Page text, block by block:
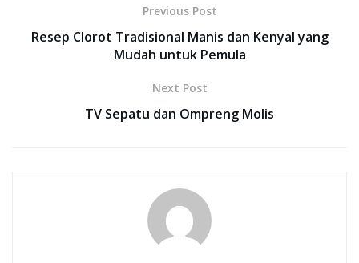
Previous Post
Resep Clorot Tradisional Manis dan Kenyal yang
Mudah untuk Pemula
Next Post
TV Sepatu dan Ompreng Molis